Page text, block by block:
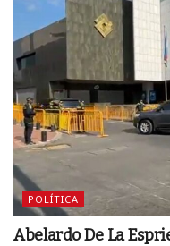
POLÍTICA
Abelardo De La